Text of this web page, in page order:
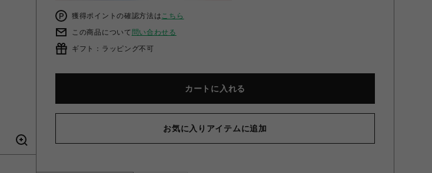
獲得ポイントの確認方法はこちら
この商品について 問い合わせる
ギフト：ラッピング不可
カートに入れる
お気に入りアイテムに追加